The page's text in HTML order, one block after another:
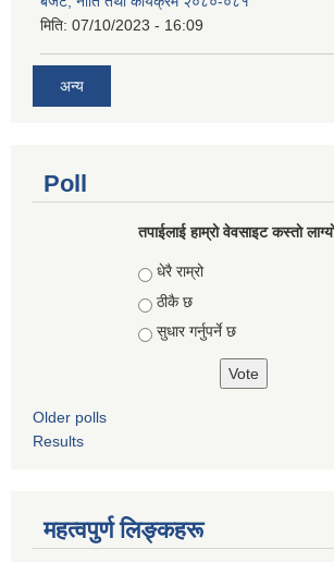
मिति: 07/10/2023 - 16:09
अन्य
Poll
तपाईलाई हाम्रो वेवसाइट कस्ताे
Choices
धेरै राम्रो
ठीकै छ
सुधार गर्नुपर्ने छ
Older polls
Results
महत्वपुर्ण लिङ्कहरू